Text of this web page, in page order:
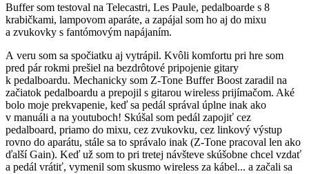
Buffer som testoval na Telecastri, Les Paule, pedalboarde s 8
krabičkami, lampovom aparáte, a zapájal som ho aj do mixu
a zvukovky s fantómovým napájaním.
A veru som sa spočiatku aj vytrápil. Kvôli komfortu pri hre som
pred pár rokmi prešiel na bezdrôtové pripojenie gitary
k pedalboardu. Mechanicky som Z-Tone Buffer Boost zaradil na
začiatok pedalboardu a prepojil s gitarou wireless prijímačom. Aké
bolo moje prekvapenie, keď sa pedál správal úplne inak ako
v manuáli a na youtuboch! Skúšal som pedál zapojiť cez
pedalboard, priamo do mixu, cez zvukovku, cez linkový výstup
rovno do aparátu, stále sa to správalo inak (Z-Tone pracoval len ako
ďalší Gain). Keď už som to pri tretej návšteve skúšobne chcel vzdať
a pedál vrátiť, vymenil som skusmo wireless za kábel... a začali sa